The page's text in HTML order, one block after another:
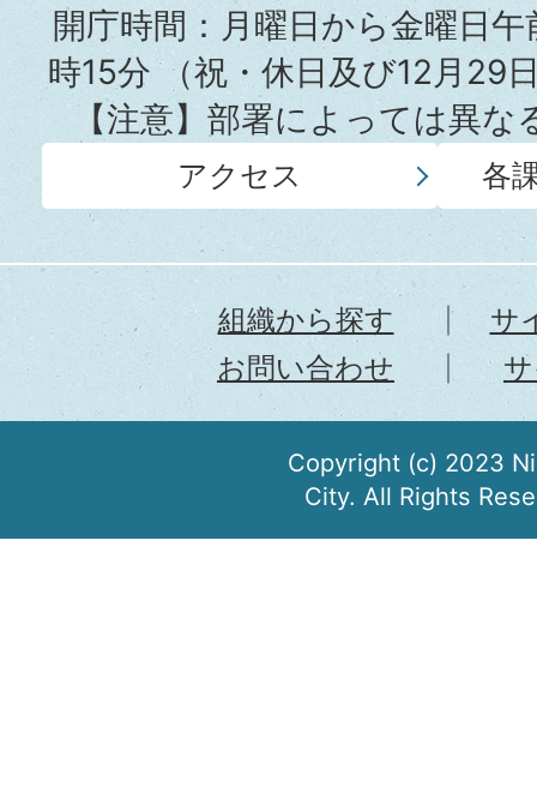
所
開庁時間：月曜日から金曜日
時15分（祝・休日及び12月29
【注意】部署によっては異
アクセス 各
組織から探す
サ
お問い合わせ
Copyright (c) 2023
City. All Rights